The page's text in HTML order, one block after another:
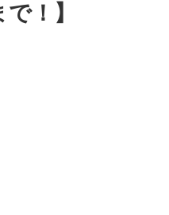
！】